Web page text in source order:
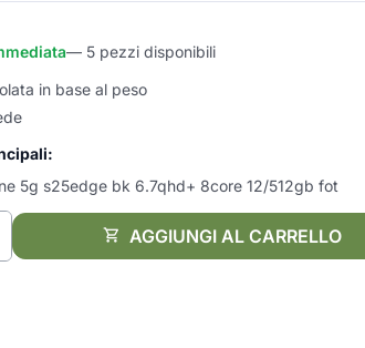
— 5 pezzi disponibili
in base al peso
5g s25edge bk 6.7qhd+ 8core 12/512gb fot
AGGIUNGI AL CARRELLO